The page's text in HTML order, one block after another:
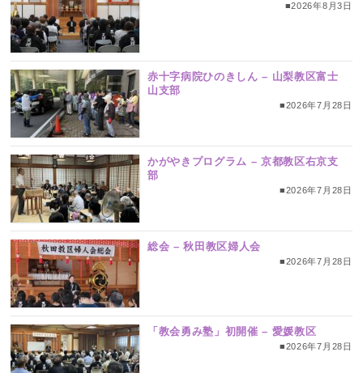
■2026年8月3日
赤十字病院ひのきしん – 山梨教区富士
山支部
■2026年7月28日
かがやきプログラム – 京都教区右京支
部
■2026年7月28日
総会 – 秋田教区婦人会
■2026年7月28日
「教会勇み塾」初開催 – 愛媛教区
■2026年7月28日